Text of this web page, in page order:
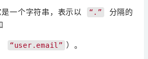
是一个字符串，表示以 “.”
分隔的
“user.email” ）。